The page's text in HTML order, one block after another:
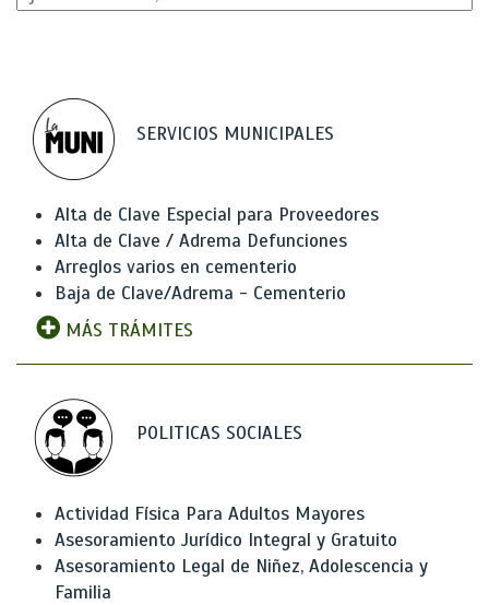
SERVICIOS MUNICIPALES
Alta de Clave Especial para Proveedores
Alta de Clave / Adrema Defunciones
Arreglos varios en cementerio
Baja de Clave/Adrema - Cementerio
MÁS TRÁMITES
POLITICAS SOCIALES
Actividad Física Para Adultos Mayores
Asesoramiento Jurídico Integral y Gratuito
Asesoramiento Legal de Niñez, Adolescencia y
Familia